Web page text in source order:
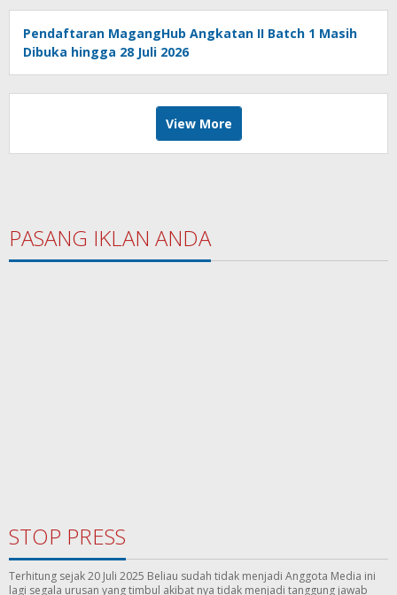
Pendaftaran MagangHub Angkatan II Batch 1 Masih
Dibuka hingga 28 Juli 2026
View More
PASANG IKLAN ANDA
STOP PRESS
Terhitung sejak 20 Juli 2025 Beliau sudah tidak menjadi Anggota Media ini
lagi segala urusan yang timbul akibat nya tidak menjadi tanggung jawab